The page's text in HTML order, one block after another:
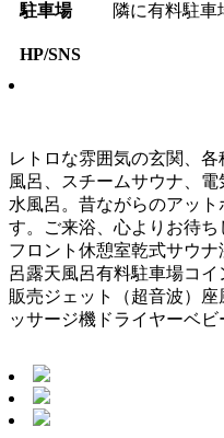
駐車場 隣に有料駐車
HP/SNS
レトロな雰囲気の玄関、
風呂、スチームサウナ、
水風呂。昔ながらのアッ
す。ご来浴、心よりお待ち
フロント 休憩室乾式サウナ
呂露天風呂有料駐車場コイ
販売ジェット（超音波） 座
ッサージ機 ドライヤーベビ